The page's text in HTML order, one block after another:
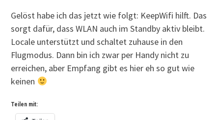
Gelöst habe ich das jetzt wie folgt: KeepWifi hilft. Das
sorgt dafür, dass WLAN auch im Standby aktiv bleibt.
Locale unterstützt und schaltet zuhause in den
Flugmodus. Dann bin ich zwar per Handy nicht zu
erreichen, aber Empfang gibt es hier eh so gut wie
keinen
Teilen mit: